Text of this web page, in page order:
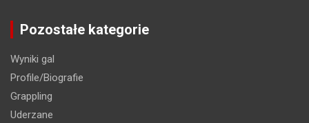
Pozostałe kategorie
Wyniki gal
Profile/Biografie
Grappling
Uderzane